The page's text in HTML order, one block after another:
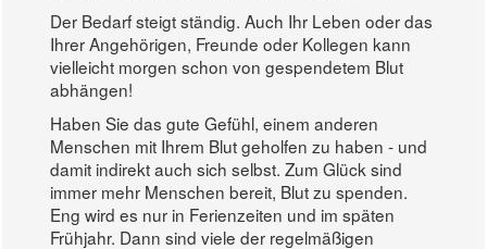
Der Bedarf steigt ständig. Auch Ihr Leben oder das
Ihrer Angehörigen, Freunde oder Kollegen kann
vielleicht morgen schon von gespendetem Blut
abhängen!
Haben Sie das gute Gefühl, einem anderen
Menschen mit Ihrem Blut geholfen zu haben - und
damit indirekt auch sich selbst. Zum Glück sind
immer mehr Menschen bereit, Blut zu spenden.
Eng wird es nur in Ferienzeiten und im späten
Frühjahr. Dann sind viele der regelmäßigen